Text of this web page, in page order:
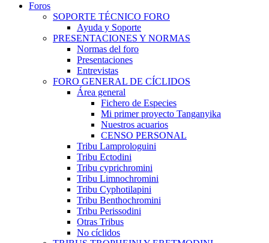
Foros
SOPORTE TÉCNICO FORO
Ayuda y Soporte
PRESENTACIONES Y NORMAS
Normas del foro
Presentaciones
Entrevistas
FORO GENERAL DE CÍCLIDOS
Área general
Fichero de Especies
Mi primer proyecto Tanganyika
Nuestros acuarios
CENSO PERSONAL
Tribu Lamprologuini
Tribu Ectodini
Tribu cyprichromini
Tribu Limnochromini
Tribu Cyphotilapini
Tribu Benthochromini
Tribu Perissodini
Otras Tribus
No cíclidos